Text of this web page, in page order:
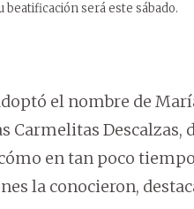
beatificación será este sábado.
el nombre de
Carmelitas
en tan poco
la conocieron,